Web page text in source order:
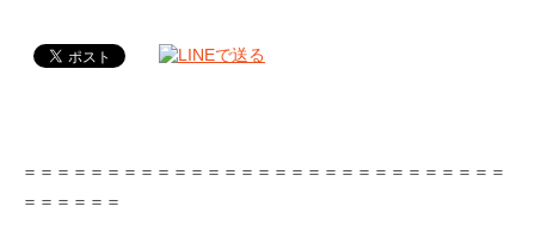
＝＝＝＝＝＝＝＝＝＝＝＝＝＝＝＝＝＝＝＝＝＝＝＝＝＝＝＝＝
＝＝＝＝＝＝